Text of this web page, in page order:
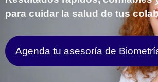
para cuidar la salud de tus
Agenda tu asesoría de